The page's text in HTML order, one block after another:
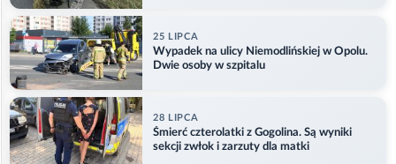
25 LIPCA
Wypadek na ulicy Niemodlińskiej w Opolu.
Dwie osoby w szpitalu
28 LIPCA
Śmierć czterolatki z Gogolina. Są wyniki
sekcji zwłok i zarzuty dla matki